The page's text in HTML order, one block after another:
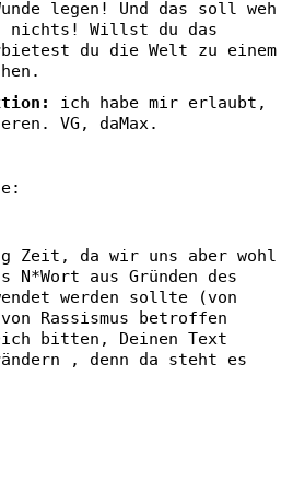
legen! Und das soll weh
nichts! Willst du das
du die Welt zu einem
ich habe mir erlaubt,
VG, daMax.
Zeit, da wir uns aber wohl
aus Gründen des
werden sollte (von
Rassismus betroffen
bitten, Deinen Text
, denn da steht es